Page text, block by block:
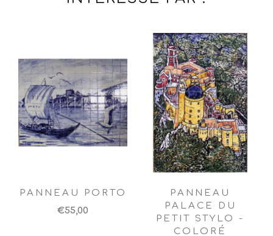
PANNEAU PORTO
€55,00
PANNEAU
PALACE DU
PETIT STYLO -
COLORÉ